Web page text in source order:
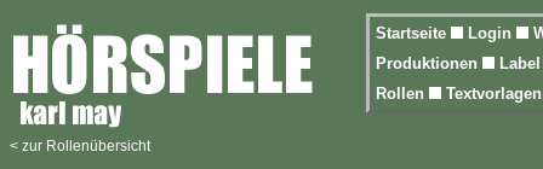
Startseite Login
Produktionen
Rollen
< zur Rollenübersicht